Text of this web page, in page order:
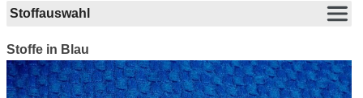
Stoffauswahl
Stoffe in Blau